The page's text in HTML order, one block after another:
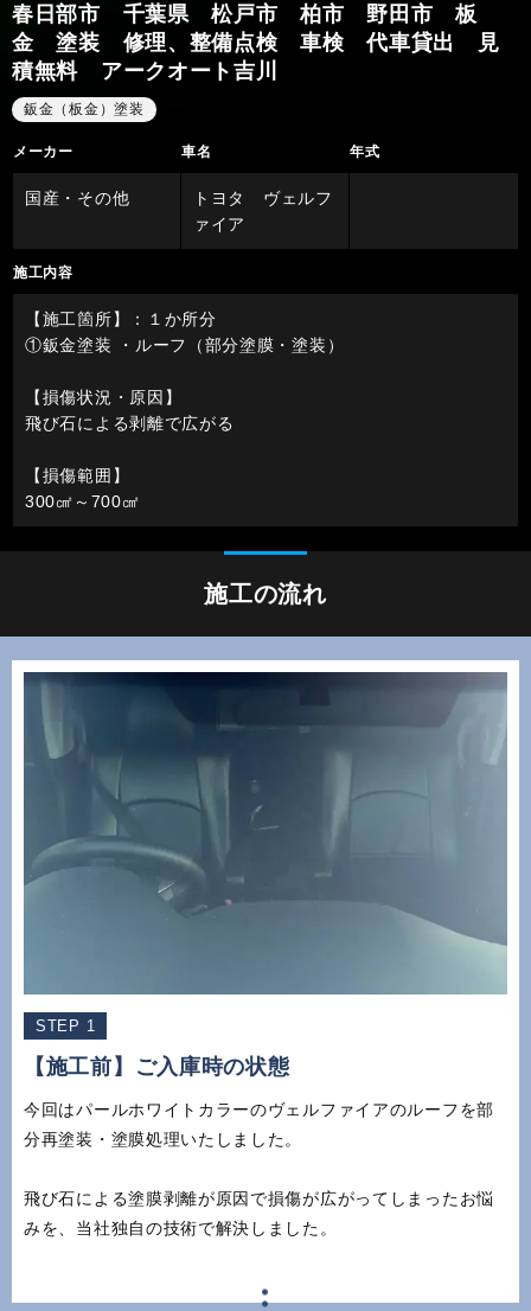
春日部市 千葉県 松戸市 柏市 野田市 板
金 塗装 修理、整備点検 車検 代車貸出 見
積無料 アークオート吉川
鈑金（板金）塗装
メーカー 車名 年式
国産・その他
トヨタ ヴェルフ
ァイア
施工内容
【施工箇所】：１か所分
①鈑金塗装 ・ルーフ（部分塗膜・塗装）
【損傷状況・原因】
飛び石による剥離で広がる
【損傷範囲】
300㎠～700㎠
施工の流れ
STEP 1
【施工前】ご入庫時の状態
今回はパールホワイトカラーのヴェルファイアのルーフを部
分再塗装・塗膜処理いたしました。
飛び石による塗膜剥離が原因で損傷が広がってしまったお悩
みを、当社独自の技術で解決しました。